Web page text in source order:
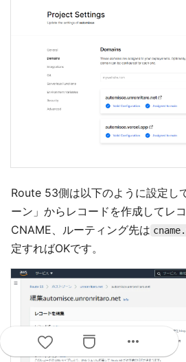
Route 53側は以下のように設定し
ーン」からレコードを作成してレ
CNAME、ルーティング先は
定すればOKです。
more_horiz